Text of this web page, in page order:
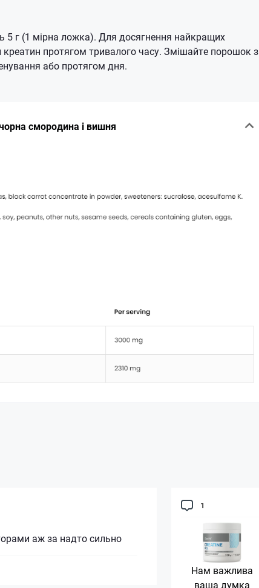
5 г (1 мірна ложка). Для досягнення найкращих
протягом тривалого часу. Змішайте порошок з
або протягом дня.
смородина і вишня
1
Нам важлива
ваша думка
аж за надто сильно